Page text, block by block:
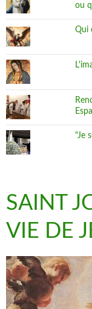
ou
Qui
"Je
SAINT
VIE DE